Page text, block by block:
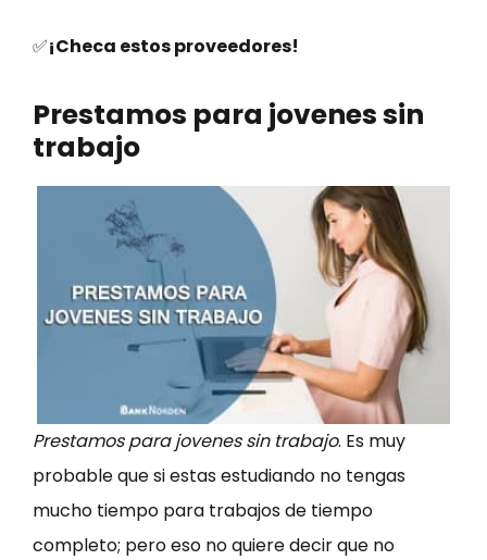
✅¡Checa estos proveedores!
Prestamos para jovenes sin
trabajo
Prestamos para jovenes sin trabajo. Es muy
probable que si estas estudiando no tengas
mucho tiempo para trabajos de tiempo
completo; pero eso no quiere decir que no